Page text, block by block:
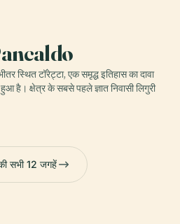
स्थित टॉरेट्टा, एक समृद्ध इतिहास का दावा
है। क्षेत्र के सबसे पहले ज्ञात निवासी लिगुरी
सभी 12 जगहें